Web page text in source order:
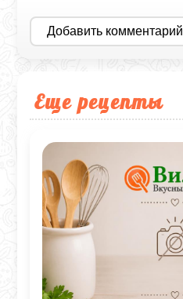
Добавить комментарий
Еще рецепты